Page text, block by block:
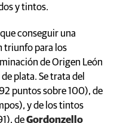
y tintos.
conseguir una
triunfo para los
de Origen León
plata. Se trata del
puntos sobre 100), de
y de los tintos
deGordonzello